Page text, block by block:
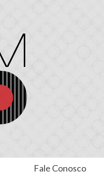
Fale Conosco